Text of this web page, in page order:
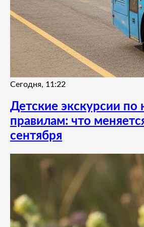
Сегодня, 11:22
Детские экскурсии по
правилам: что
сентября